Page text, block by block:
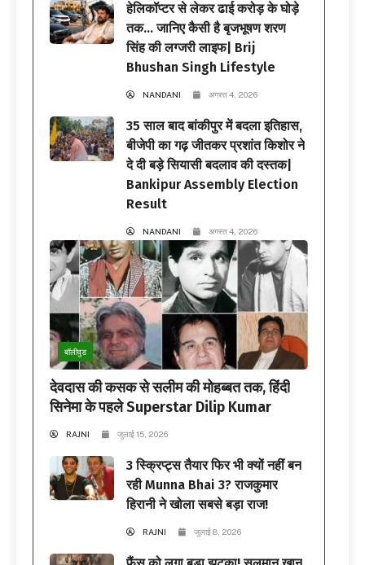
हेलिकॉप्टर से लेकर ढाई करोड़ के घोड़े
तक… जानिए कैसी है बृजभूषण शरण
सिंह की लग्जरी लाइफ| Brij
Bhushan Singh Lifestyle
NANDANI अगस्त 4, 2026
35 साल बाद बांकीपुर में बदला इतिहास,
बीजेपी का गढ़ जीतकर प्रशांत किशोर ने
दे दी बड़े सियासी बदलाव की दस्तक|
Bankipur Assembly Election
Result
NANDANI अगस्त 4, 2026
बॉलीवुड
देवदास की कसक से सलीम की मोहब्बत तक, हिंदी
सिनेमा के पहले Superstar Dilip Kumar
RAJNI जुलाई 15, 2026
3 स्क्रिप्ट्स तैयार फिर भी क्यों नहीं बन
रही Munna Bhai 3? राजकुमार
हिरानी ने खोला सबसे बड़ा राज!
RAJNI जुलाई 8, 2026